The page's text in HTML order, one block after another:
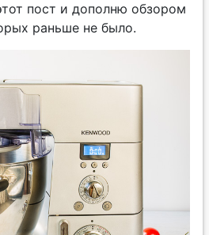
пост и дополню обзором
раньше не было.